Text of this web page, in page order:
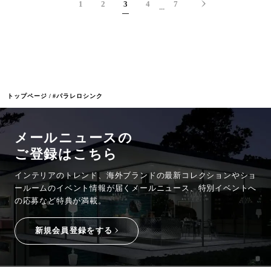
トップページ #パラレロシンク
1 2 3 4 ... 7
メールニュースの
ご登録はこちら
インテリアのトレンド、海外ブランドの最新コレクションやショ
ールームのイベント情報が 届くメールニュース、特別イベントへ
の応募など特典が満載。
新規会員登録をする